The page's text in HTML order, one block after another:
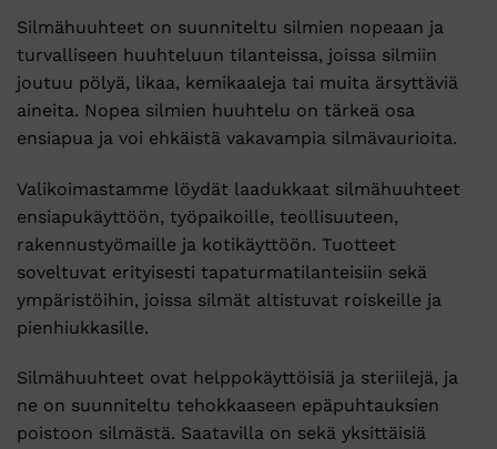
Silmähuuhteet on suunniteltu silmien nopeaan ja
turvalliseen huuhteluun tilanteissa, joissa silmiin
joutuu pölyä, likaa, kemikaaleja tai muita ärsyttäviä
aineita. Nopea silmien huuhtelu on tärkeä osa
ensiapua ja voi ehkäistä vakavampia silmävaurioita.
Valikoimastamme löydät laadukkaat silmähuuhteet
ensiapukäyttöön, työpaikoille, teollisuuteen,
rakennustyömaille ja kotikäyttöön. Tuotteet
soveltuvat erityisesti tapaturmatilanteisiin sekä
ympäristöihin, joissa silmät altistuvat roiskeille ja
pienhiukkasille.
Silmähuuhteet ovat helppokäyttöisiä ja steriilejä, ja
ne on suunniteltu tehokkaaseen epäpuhtauksien
poistoon silmästä. Saatavilla on sekä yksittäisiä